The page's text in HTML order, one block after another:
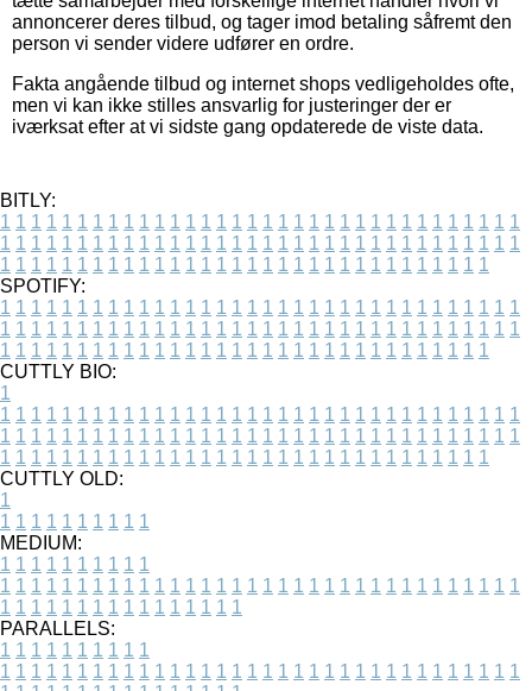
annoncerer deres tilbud, og tager imod betaling såfremt den
person vi sender videre udfører en ordre.
Fakta angående tilbud og internet shops vedligeholdes ofte,
men vi kan ikke stilles ansvarlig for justeringer der er
iværksat efter at vi sidste gang opdaterede de viste data.
BITLY:
1 1 1 1 1 1 1 1 1 1 1 1 1 1 1 1 1 1 1 1 1 1 1 1 1 1 1 1 1 1 1 1 1 1
1 1 1 1 1 1 1 1 1 1 1 1 1 1 1 1 1 1 1 1 1 1 1 1 1 1 1 1 1 1 1 1 1 1
1 1 1 1 1 1 1 1 1 1 1 1 1 1 1 1 1 1 1 1 1 1 1 1 1 1 1 1 1 1 1 1
SPOTIFY:
1 1 1 1 1 1 1 1 1 1 1 1 1 1 1 1 1 1 1 1 1 1 1 1 1 1 1 1 1 1 1 1 1 1
1 1 1 1 1 1 1 1 1 1 1 1 1 1 1 1 1 1 1 1 1 1 1 1 1 1 1 1 1 1 1 1 1 1
1 1 1 1 1 1 1 1 1 1 1 1 1 1 1 1 1 1 1 1 1 1 1 1 1 1 1 1 1 1 1 1
CUTTLY BIO:
1
1 1 1 1 1 1 1 1 1 1 1 1 1 1 1 1 1 1 1 1 1 1 1 1 1 1 1 1 1 1 1 1 1 1
1 1 1 1 1 1 1 1 1 1 1 1 1 1 1 1 1 1 1 1 1 1 1 1 1 1 1 1 1 1 1 1 1 1
1 1 1 1 1 1 1 1 1 1 1 1 1 1 1 1 1 1 1 1 1 1 1 1 1 1 1 1 1 1 1 1
CUTTLY OLD:
1
1 1 1 1 1 1 1 1 1 1
MEDIUM:
1 1 1 1 1 1 1 1 1 1
1 1 1 1 1 1 1 1 1 1 1 1 1 1 1 1 1 1 1 1 1 1 1 1 1 1 1 1 1 1 1 1 1 1
1 1 1 1 1 1 1 1 1 1 1 1 1 1 1 1
PARALLELS:
1 1 1 1 1 1 1 1 1 1
1 1 1 1 1 1 1 1 1 1 1 1 1 1 1 1 1 1 1 1 1 1 1 1 1 1 1 1 1 1 1 1 1 1